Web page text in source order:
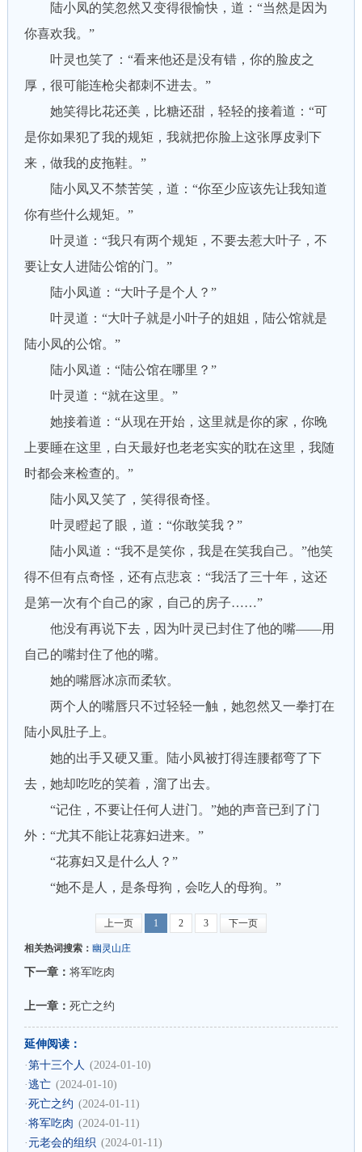
陆小凤的笑忽然又变得很愉快，道：“当然是因为
你喜欢我。”
叶灵也笑了：“看来他还是没有错，你的脸皮之
厚，很可能连枪尖都刺不进去。”
她笑得比花还美，比糖还甜，轻轻的接着道：“可
是你如果犯了我的规矩，我就把你脸上这张厚皮剥下
来，做我的皮拖鞋。”
陆小凤又不禁苦笑，道：“你至少应该先让我知道
你有些什么规矩。”
叶灵道：“我只有两个规矩，不要去惹大叶子，不
要让女人进陆公馆的门。”
陆小凤道：“大叶子是个人？”
叶灵道：“大叶子就是小叶子的姐姐，陆公馆就是
陆小凤的公馆。”
陆小凤道：“陆公馆在哪里？”
叶灵道：“就在这里。”
她接着道：“从现在开始，这里就是你的家，你晚
上要睡在这里，白天最好也老老实实的耽在这里，我随
时都会来检查的。”
陆小凤又笑了，笑得很奇怪。
叶灵瞪起了眼，道：“你敢笑我？”
陆小凤道：“我不是笑你，我是在笑我自己。”他笑
得不但有点奇怪，还有点悲哀：“我活了三十年，这还
是第一次有个自己的家，自己的房子……”
他没有再说下去，因为叶灵已封住了他的嘴——用
自己的嘴封住了他的嘴。
她的嘴唇冰凉而柔软。
两个人的嘴唇只不过轻轻一触，她忽然又一拳打在
陆小凤肚子上。
她的出手又硬又重。陆小凤被打得连腰都弯了下
去，她却吃吃的笑着，溜了出去。
“记住，不要让任何人进门。”她的声音已到了门
外：“尤其不能让花寡妇进来。”
“花寡妇又是什么人？”
“她不是人，是条母狗，会吃人的母狗。”
上一页 1 2 3 下一页
相关热词搜索： 幽灵山庄
下一章： 将军吃肉
上一章： 死亡之约
延伸阅读：
·第十三个人 (2024-01-10)
·逃亡 (2024-01-10)
·死亡之约 (2024-01-11)
·将军吃肉 (2024-01-11)
· 元老会的组织 (2024-01-11)